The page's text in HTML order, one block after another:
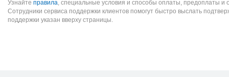
Узнайте правила, специальные условия и способы оплаты, предоплаты и
Сотрудники сервиса поддержки клиентов помогут быстро выслать
поддержки указан вверху страницы.